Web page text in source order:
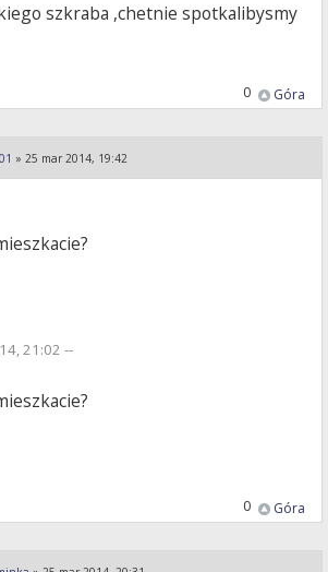
szkraba ,chetnie spotkalibysmy
Góra
0
» 25 mar 2014, 19:42
21:02 --
Góra
0